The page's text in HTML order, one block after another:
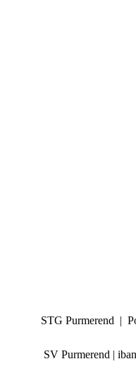
STG Purmerend |
SV Purmerend |